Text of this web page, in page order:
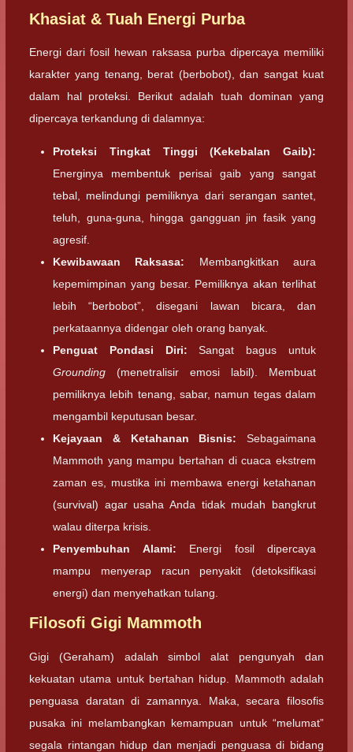
Khasiat & Tuah Energi Purba
Energi dari fosil hewan raksasa purba dipercaya memiliki
karakter yang tenang, berat (berbobot), dan sangat kuat
dalam hal proteksi. Berikut adalah tuah dominan yang
dipercaya terkandung di dalamnya:
Proteksi Tingkat Tinggi (Kekebalan Gaib):
Energinya membentuk perisai gaib yang sangat
tebal, melindungi pemiliknya dari serangan santet,
teluh, guna-guna, hingga gangguan jin fasik yang
agresif.
Kewibawaan Raksasa: Membangkitkan aura
kepemimpinan yang besar. Pemiliknya akan terlihat
lebih “berbobot”, disegani lawan bicara, dan
perkataannya didengar oleh orang banyak.
Penguat Pondasi Diri: Sangat bagus untuk
Grounding (menetralisir emosi labil). Membuat
pemiliknya lebih tenang, sabar, namun tegas dalam
mengambil keputusan besar.
Kejayaan & Ketahanan Bisnis: Sebagaimana
Mammoth yang mampu bertahan di cuaca ekstrem
zaman es, mustika ini membawa energi ketahanan
(survival) agar usaha Anda tidak mudah bangkrut
walau diterpa krisis.
Penyembuhan Alami: Energi fosil dipercaya
mampu menyerap racun penyakit (detoksifikasi
energi) dan menyehatkan tulang.
Filosofi Gigi Mammoth
Gigi (Geraham) adalah simbol alat pengunyah dan
kekuatan utama untuk bertahan hidup. Mammoth adalah
penguasa daratan di zamannya. Maka, secara filosofis
pusaka ini melambangkan kemampuan untuk “melumat”
segala rintangan hidup dan menjadi penguasa di bidang